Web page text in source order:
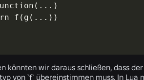
f(g(...))
könnten wir daraus schließen, dass
von `f` übereinstimmen muss. In Lua